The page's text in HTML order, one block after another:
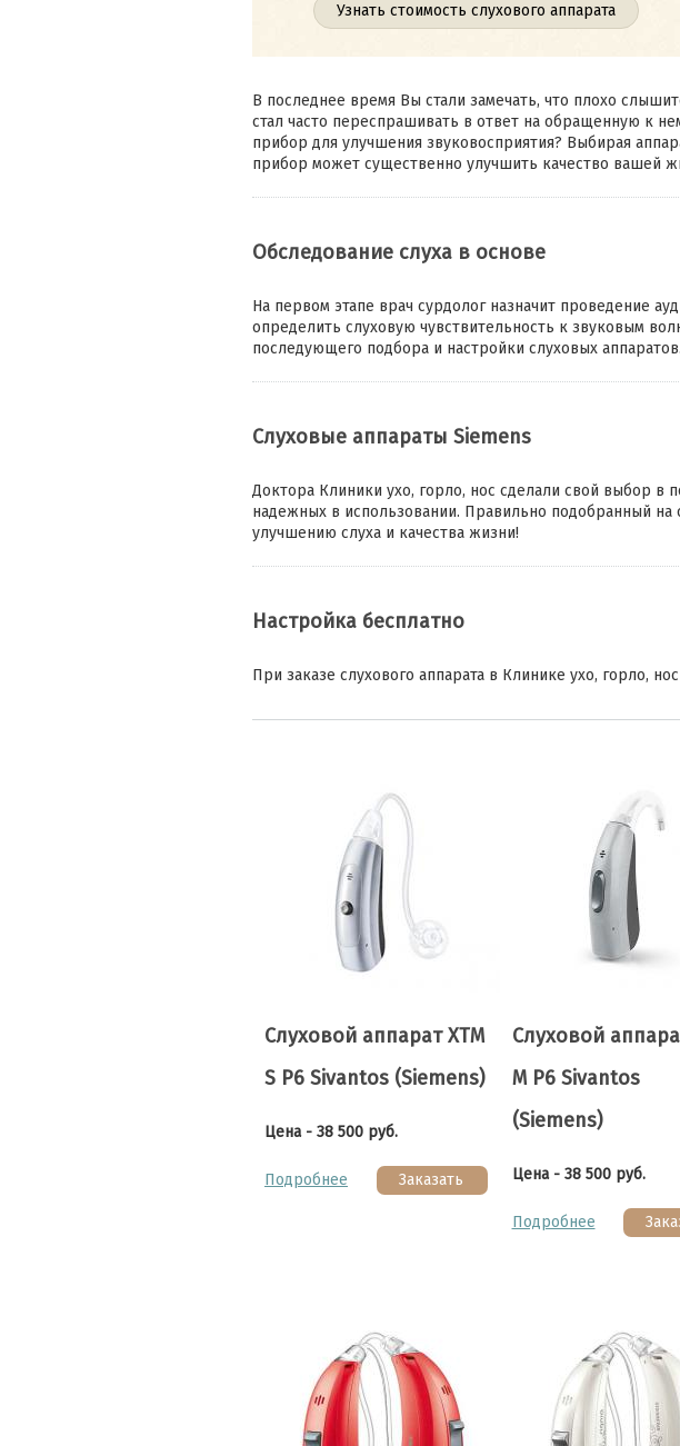
Узнать стоимость слухового аппарата
В последнее время Вы стали замечать, что плохо
стал часто переспрашивать в ответ на обращенную к
прибор для улучшения звуковосприятия? Выбирая
прибор может существенно улучшить качество вашей
Обследование слуха в основе
На первом этапе врач сурдолог назначит проведение
определить слуховую чувствительность к звуковым
последующего подбора и настройки слуховых аппаратов.
Слуховые аппараты Siemens
Доктора Клиники ухо, горло, нос сделали свой выбор в
надежных в использовании. Правильно подобранный
улучшению слуха и качества жизни!
Настройка бесплатно
При заказе слухового аппарата в Клинике ухо, горло,
Слуховой аппарат XTM
S P6 Sivantos (Siemens)
Цена - 38 500 руб.
Заказать
Подробнее
Слуховой
М P6 Sivantos
(Siemens)
Цена - 38 500 руб.
Подробнее